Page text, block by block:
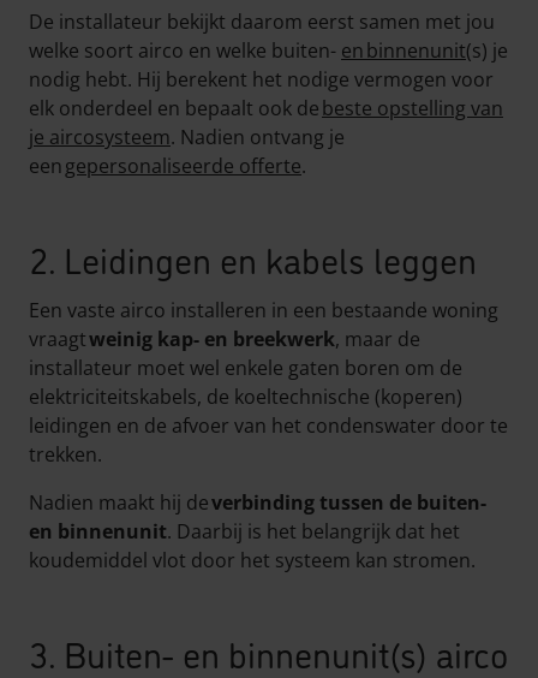
De installateur bekijkt daarom eerst samen met jou
welke soort airco en welke buiten- en binnenunit(s) je
nodig hebt. Hij berekent het nodige vermogen voor
elk onderdeel en bepaalt ook debeste opstelling van
je aircosysteem. Nadien ontvang je
eengepersonaliseerde offerte.
2. Leidingen en kabels leggen
Een vaste airco installeren in een bestaande woning
vraagtweinig kap- en breekwerk, maar de
installateur moet wel enkele gaten boren om de
elektriciteitskabels, de koeltechnische (koperen)
leidingen en de afvoer van het condenswater door te
trekken.
Nadien maakt hij deverbinding tussen de buiten-
en binnenunit. Daarbij is het belangrijk dat het
koudemiddel vlot door het systeem kan stromen.
3. Buiten- en binnenunit(s) airco